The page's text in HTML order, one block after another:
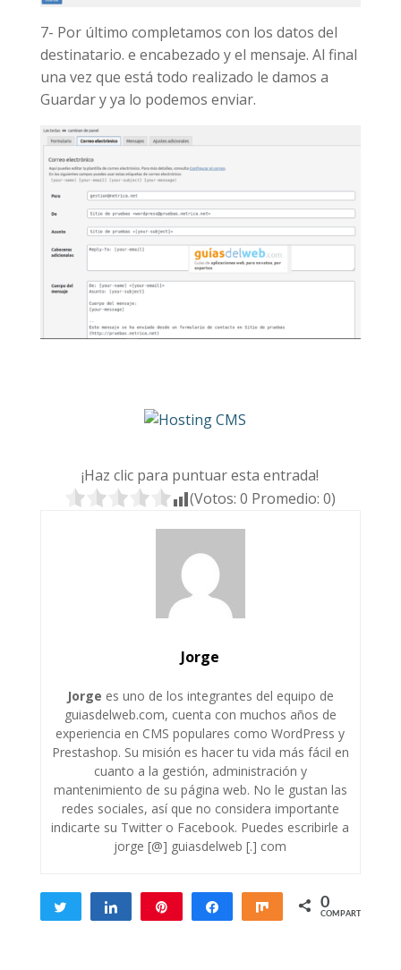
7- Por último completamos con los datos del
destinatario. e encabezado y el mensaje. Al final
una vez que está todo realizado le damos a
Guardar y ya lo podemos enviar.
¡Haz clic para puntuar esta entrada!
(Votos:0 Promedio:0)
Jorge
Jorge es uno de los integrantes del equipo de
guiasdelweb.com, cuenta con muchos años de
experiencia en CMS populares como WordPress y
Prestashop. Su misión es hacer tu vida más fácil en
cuanto a la gestión, administración y
mantenimiento de su página web. No le gustan las
redes sociales, así que no considera importante
indicarte su Twitter o Facebook. Puedes escribirle a
jorge [@] guiasdelweb [.] com
Twittear Compartir Compartir Compartir
0
COMPARTIR